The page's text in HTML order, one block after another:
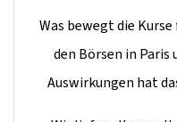
Was bewegt die Kurse
den Börsen in Paris
Auswirkungen hat